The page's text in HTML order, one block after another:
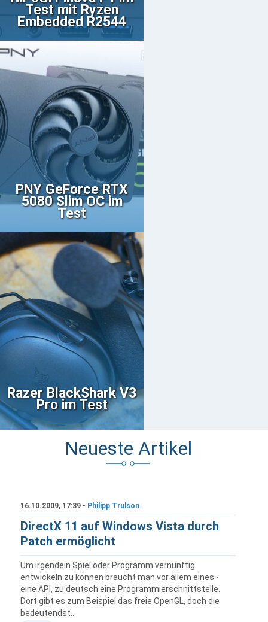
Test mit Ryzen
Embedded R2544
PNY GeForce RTX
5080 Slim OC im
Test
Razer BlackShark V3
Pro im Test
Neueste Artikel
16.10.2009, 17:39 • Philipp Trulson
DirectX 11 auf Windows Vista durch
Patch ermöglicht
Um irgendein Spiel oder Programm vernünftig
entwickeln zu können braucht man vor allem eines -
eine API, zu deutsch eine Programmierschnittstelle.
Dort gibt es zum Beispiel das freie OpenGL, doch die
bedeutendst...